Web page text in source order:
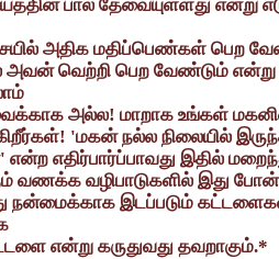
பால் தேவையுள்ளது என்று
அதிக மதிப்பெண்கள் பெற
அவன் வெற்றி பெற வேண்டும் என்று
அல்ல! மாறாக உங்கள்
'மகன் நல்ல நிலையில்
' என்ற எதிர்பார்ப்பாவது இதில்
வணக்க வழிபாடுகளில் இது
நன்மைக்காக இடப்படும்
என்று கருதுவது தவறாகும்.*